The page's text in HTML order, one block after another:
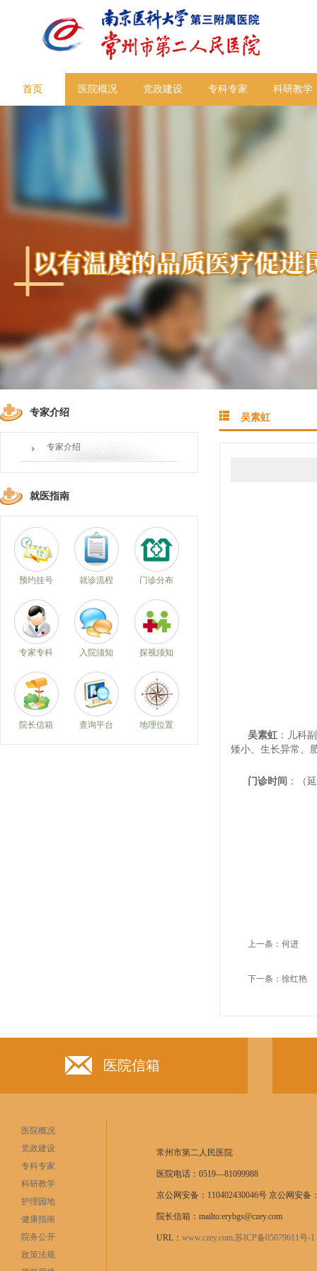
首页 医院概况 党政建设 专科专家 科研教学
专家介绍
专家介绍
就医指南
预约挂号 就诊流程 门诊分布
专家专科 入院须知 探视须知
院长信箱 查询平台 地理位置
吴素虹
吴素虹 ：儿科
矮小、生长异常、
门诊时间 ：（
上一条： 何进
下一条： 徐红艳
医院信箱
医院概况
党政建设
专科专家
科研教学
护理园地
健康指南
院务公开
政策法规
常州市第二人民医院
医院电话：0519—81099988
京公网安备：110402430046号 京公网安备
院长信箱：mailto:erybgs@czey.com
URL： www.czey.com.苏ICP备05079611号-